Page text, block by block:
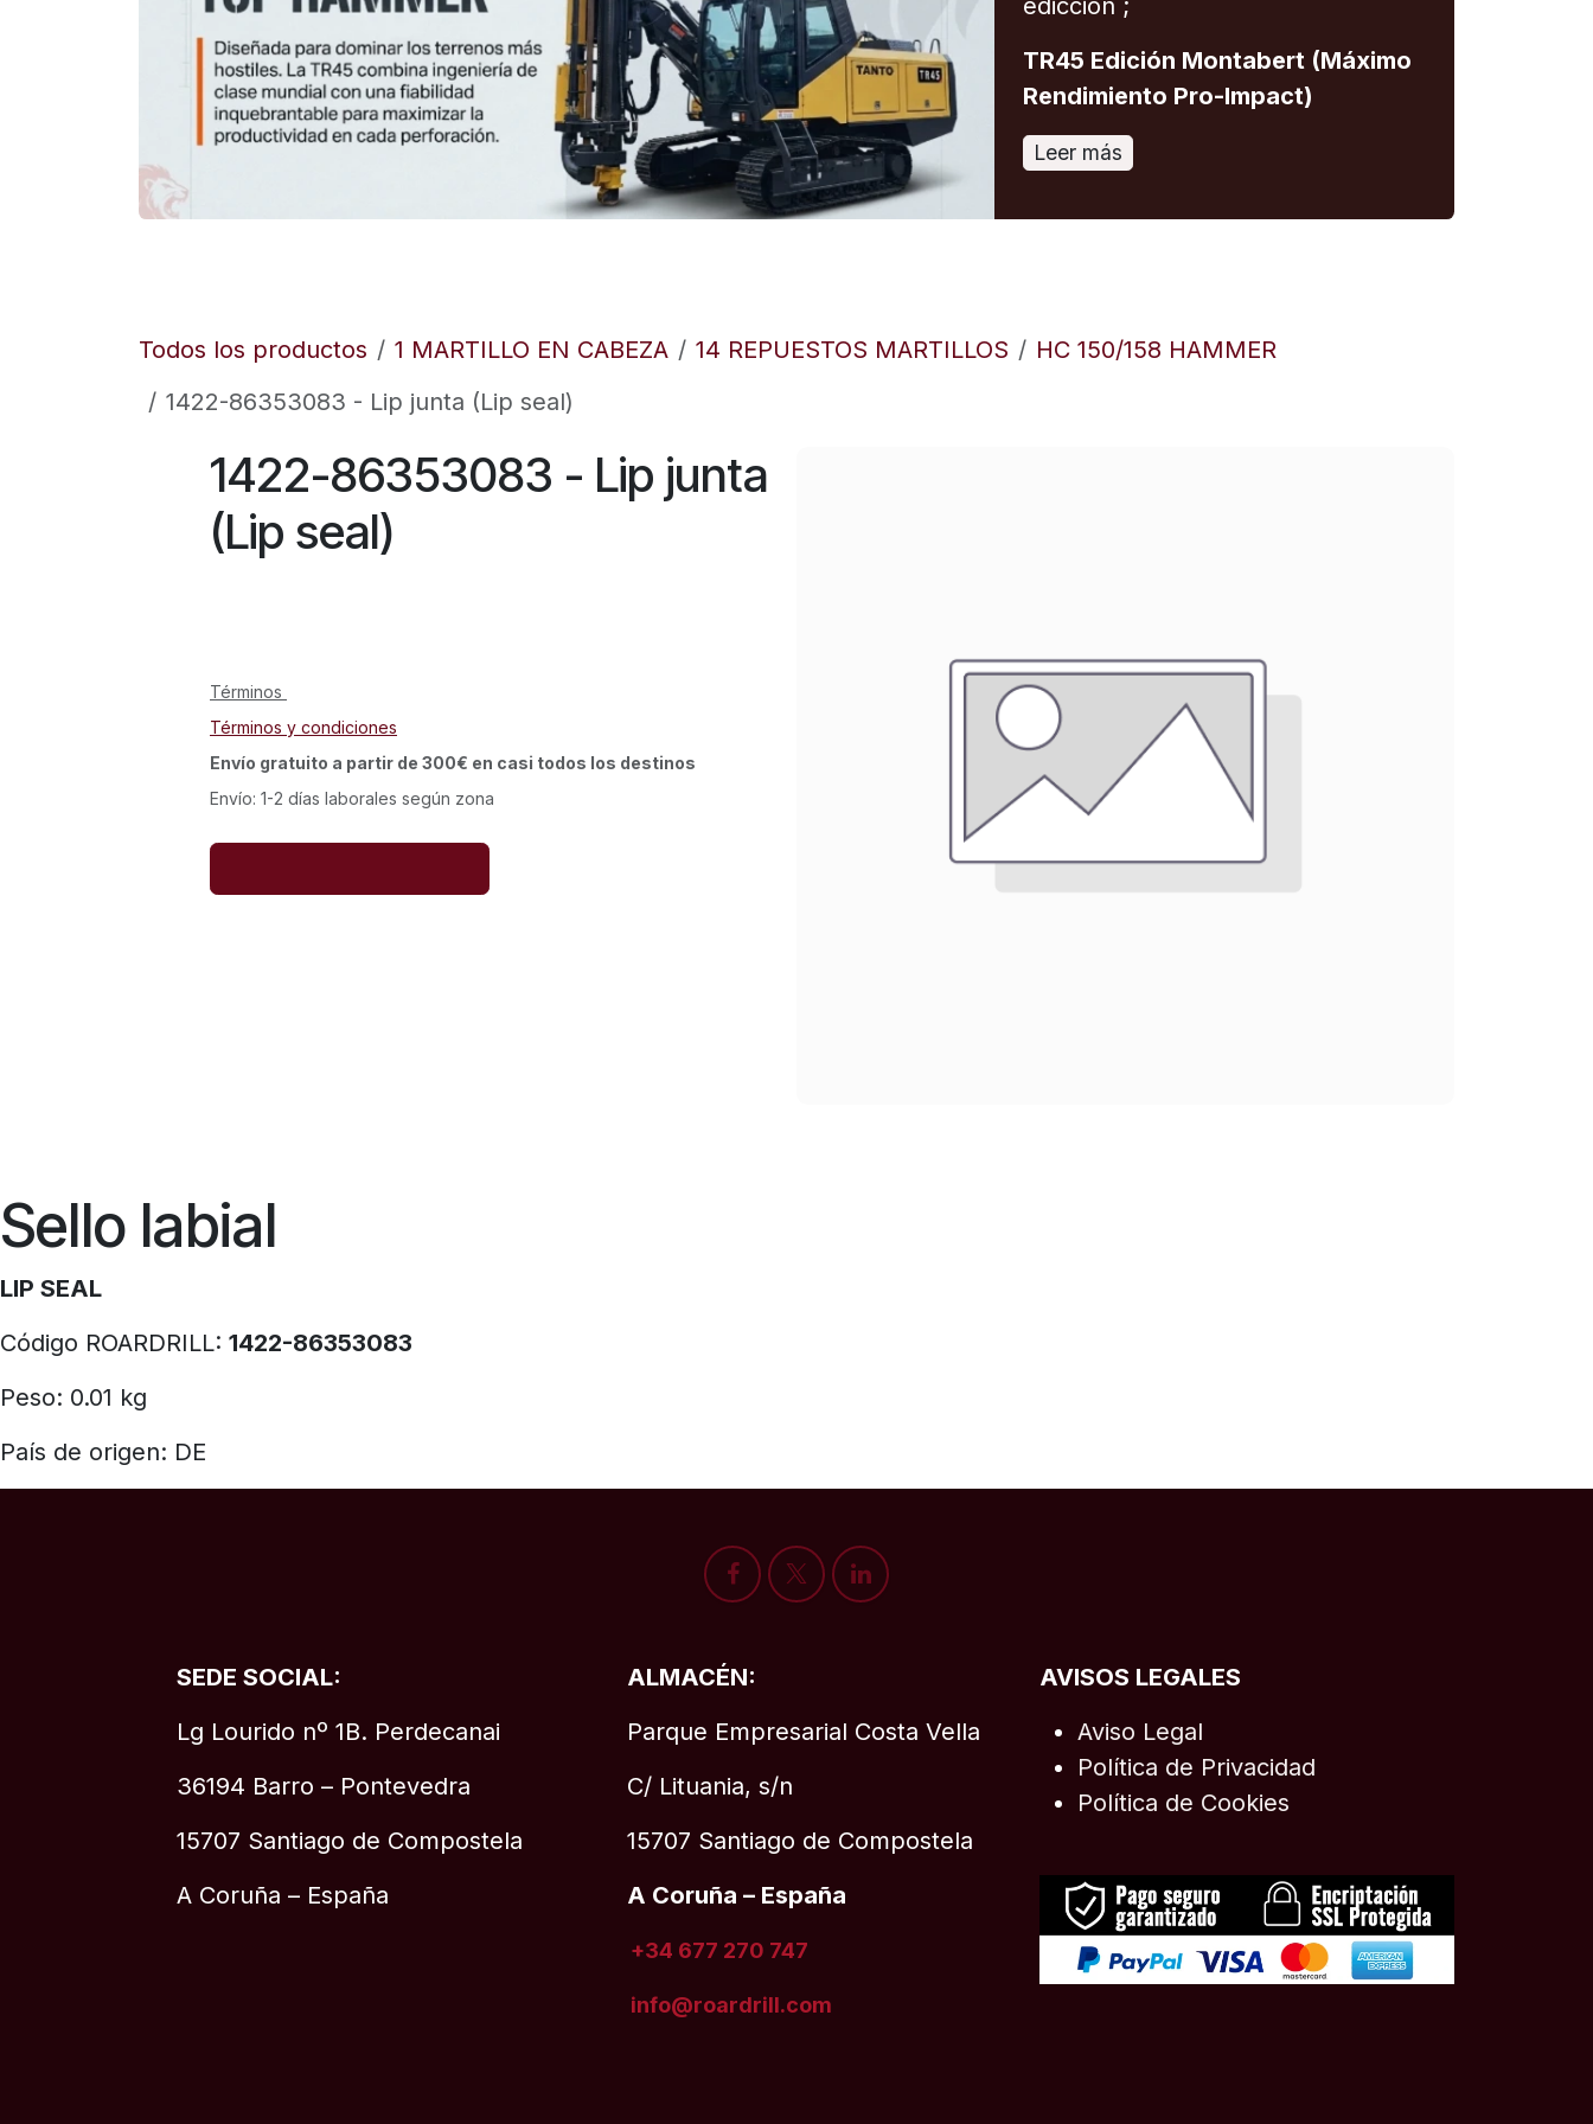
edicción ;
TR45 Edición Montabert (Máximo
Rendimiento Pro-Impact)
Leer más
Todos los productos 1 MARTILLO EN CABEZA 14 REPUESTOS MARTILLOS
HC 150/158 HAMMER
1422-86353083 - Lip junta (Lip seal)
1422-86353083 - Lip junta
(Lip seal)
Términos
Términos y condiciones
Envío gratuito a partir de 300€ en casi todos los destinos
Envío: 1-2 días laborales según zona
Sello labial
LIP SEAL
Código ROARDRILL: 1422-86353083
Peso: 0.01 kg
País de origen: DE
SEDE SOCIAL:
Lg Lourido nº 1B. Perdecanai
36194 Barro – Pontevedra
15707 Santiago de Compostela
A Coruña – España
ALMACÉN:
Parque Empresarial Costa Vella
C/ Lituania, s/n
15707 Santiago de Compostela
A Coruña – España
+34 677 270 747
info@roardrill.com
AVISOS LEGALES
Aviso Legal
Política de Privacidad
Política de Cookies